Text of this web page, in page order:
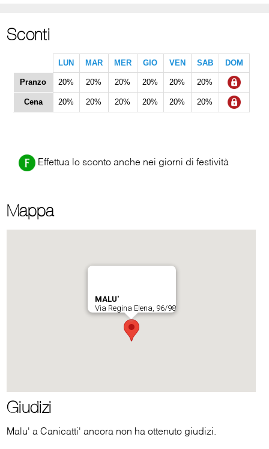
Sconti
LUN MAR MER GIO VEN SAB DOM
Pranzo 20% 20% 20% 20% 20% 20%
Cena 20% 20% 20% 20% 20% 20%
Effettua lo sconto anche nei giorni di festività
Mappa
Giudizi
Malu' a Canicatti' ancora non ha ottenuto giudizi.